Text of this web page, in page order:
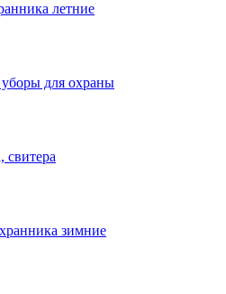
летние
для охраны
свитера
зимние